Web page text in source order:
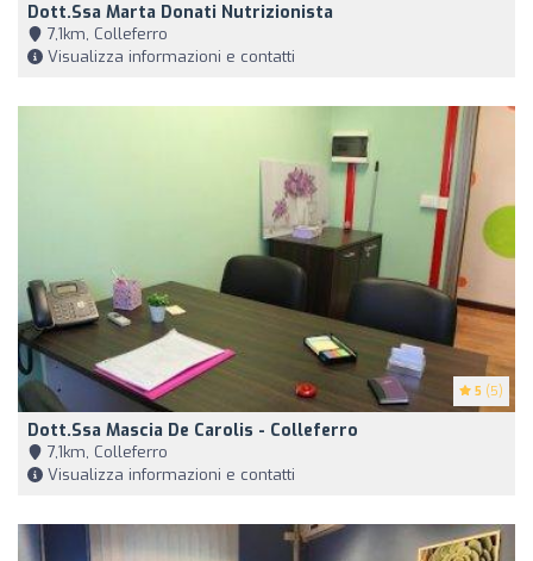
Dott.ssa Marta Donati Nutrizionista
7,1km, Colleferro
Visualizza informazioni e contatti
5 (5)
Dott.ssa Mascia De Carolis - Colleferro
7,1km, Colleferro
Visualizza informazioni e contatti